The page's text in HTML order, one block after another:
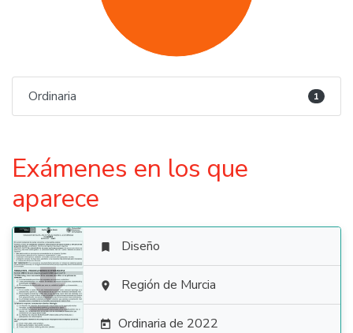
Ordinaria 1
Exámenes en los que
aparece

 Diseño
 Región de Murcia
 Ordinaria de 2022